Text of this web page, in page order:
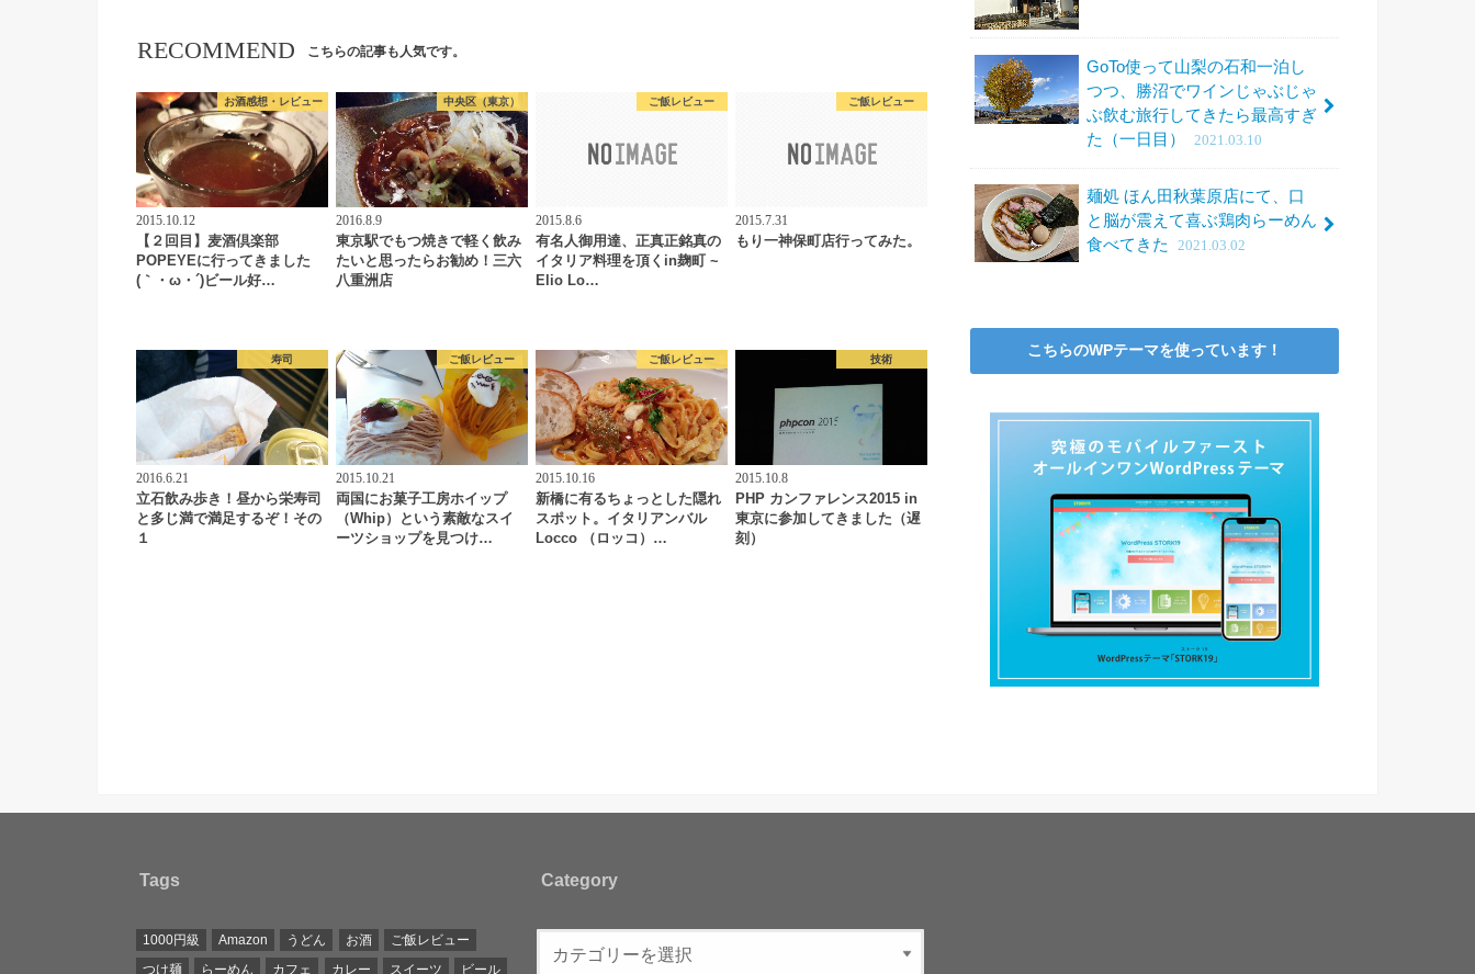
RECOMMEND こちらの記事も人気です。
お酒感想・レビュー
2015.10.12
【２回目】麦酒倶楽部
POPEYEに行ってきました
(｀・ω・´)ビール好…
中央区（東京）
2016.8.9
東京駅でもつ焼きで軽く飲み
たいと思ったらお勧め！三六
八重洲店
ご飯レビュー
2015.8.6
有名人御用達、正真正銘真の
イタリア料理を頂くin麹町 ~
Elio Lo…
ご飯レビュー
2015.7.31
もり一神保町店行ってみた。
寿司
2016.6.21
立石飲み歩き！昼から栄寿司
と多じ満で満足するぞ！その
１
ご飯レビュー
2015.10.21
両国にお菓子工房ホイップ
（Whip）という素敵なスイ
ーツショップを見つけ…
ご飯レビュー
2015.10.16
新橋に有るちょっとした隠れ
スポット。イタリアンバル
Locco （ロッコ）…
技術
2015.10.8
PHP カンファレンス2015 in
東京に参加してきました（遅
刻）
GoTo使って山梨の石和一泊し
つつ、勝沼でワインじゃぶじゃ
ぶ飲む旅行してきたら最高すぎ
た（一日目）
2021.03.10
麺処 ほん田秋葉原店にて、口
と脳が震えて喜ぶ鶏肉らーめん
食べてきた
2021.03.02
こちらのWPテーマを使っています！
Tags
1000円級 Amazon うどん お酒
ご飯レビュー
つけ麺
らーめん カフェ カレー スイーツ ビール
Category